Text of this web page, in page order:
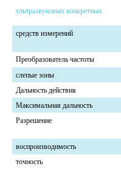
ультразвуковых конкретных
средств измерений
Преобразователь частоты
слепые зоны
Дальность действия
Максимальная дальность
Разрешение
воспроизводимость
точность